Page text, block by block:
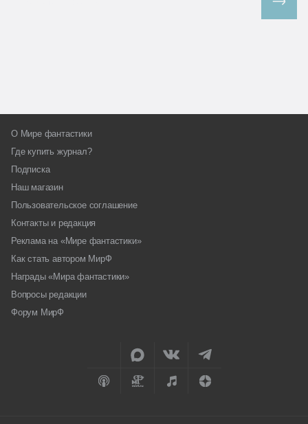
О Мире фантастики
Где купить журнал?
Подписка
Наш магазин
Пользовательское соглашение
Контакты и редакция
Реклама на «Мире фантастики»
Как стать автором МирФ
Награды «Мира фантастики»
Вопросы редакции
Форум МирФ